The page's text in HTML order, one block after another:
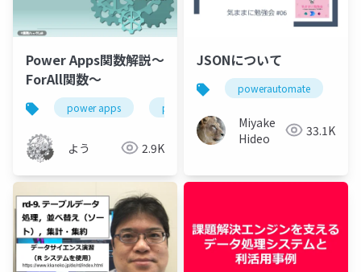
Power Apps関数解説～
ForAll関数～
power apps power platform
よう 2.9K
JSONについて
powerautomate
Miyake
Hideo
33.1K